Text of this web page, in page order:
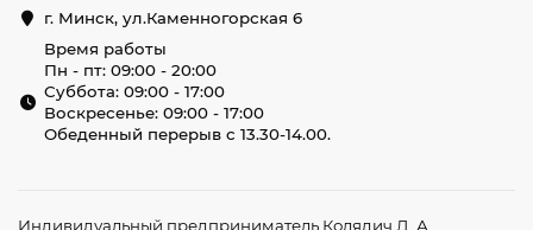
г. Минск, ул.Каменногорская 6
Время работы
Пн - пт: 09:00 - 20:00
Суббота: 09:00 - 17:00
Воскресенье: 09:00 - 17:00
Обеденный перерыв с 13.30-14.00.
Индивидуальный предприниматель Колядич Д. А